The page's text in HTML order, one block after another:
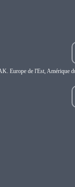
Europe de l'Est, Amérique